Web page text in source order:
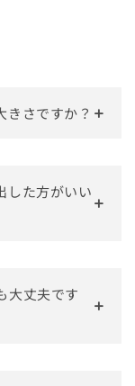
きさですか？
した方がいい
大丈夫です